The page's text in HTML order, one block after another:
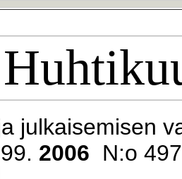
julkaisemisen
2006 N:o